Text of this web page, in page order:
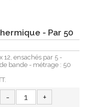
- Par 50
ensachés par 5 -
bande - métrage : 50
- +